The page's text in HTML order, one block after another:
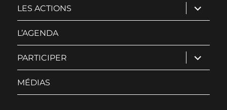
LES ACTIONS ouvrir
le
sous-
L’AGENDA
PARTICIPER ouvrir
le
sous-
MÉDIAS